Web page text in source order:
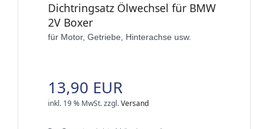
Dichtringsatz Ölwechsel für BMW
2V Boxer
für Motor, Getriebe, Hinterachse usw.
13,90 EUR
inkl. 19 % MwSt.zzgl.Versand